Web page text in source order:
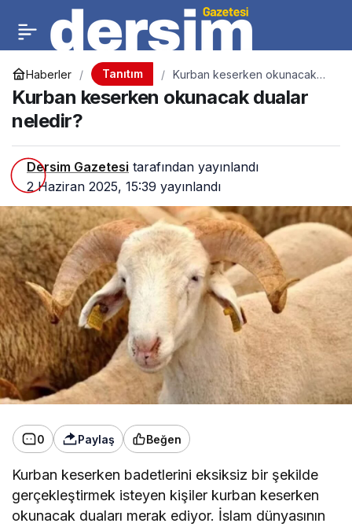
Haberler Tanıtım
Kurban keserken okunacak
dualar neledir?
Kurban keserken okunacak dualar
neledir?
Dersim Gazetesi tarafından yayınlandı
2 Haziran 2025, 15:39 yayınlandı
0 Paylaş Beğen
Kurban keserken badetlerini eksiksiz bir şekilde
gerçekleştirmek isteyen kişiler kurban keserken
okunacak duaları merak ediyor. İslam dünyasının